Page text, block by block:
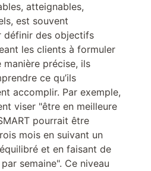
atteignables,
est souvent
définir des objectifs
les clients à formuler
précise, ils
ce qu’ils
accomplir. Par exemple,
viser "être en meilleure
pourrait être
mois en suivant un
et en faisant de
semaine". Ce niveau